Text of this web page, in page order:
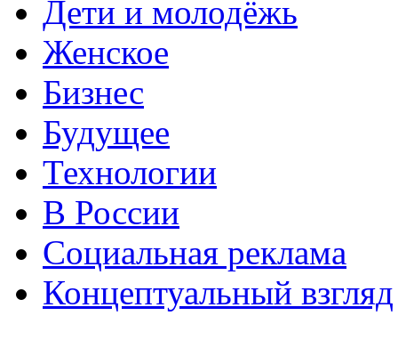
Дети и молодёжь
Женское
Бизнес
Будущее
Технологии
В России
Социальная реклама
Концептуальный взгляд